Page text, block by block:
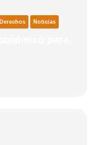
Noticias